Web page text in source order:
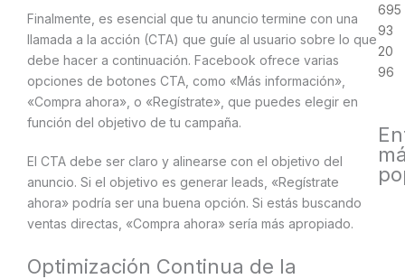
Finalmente, es esencial que tu anuncio termine con una
llamada a la acción (CTA) que guíe al usuario sobre lo que
debe hacer a continuación. Facebook ofrece varias
opciones de botones CTA, como «Más información»,
«Compra ahora», o «Regístrate», que puedes elegir en
función del objetivo de tu campaña.
El CTA debe ser claro y alinearse con el objetivo del
anuncio. Si el objetivo es generar leads, «Regístrate
ahora» podría ser una buena opción. Si estás buscando
ventas directas, «Compra ahora» sería más apropiado.
Optimización Continua de la
695
93
20
96